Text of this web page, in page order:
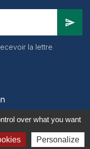
la lettre
over what you want
Personalize